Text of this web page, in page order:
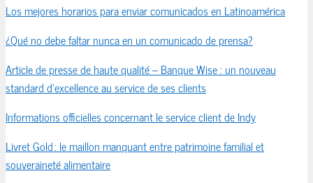
Los mejores horarios para enviar comunicados en Latinoamérica
¿Qué no debe faltar nunca en un comunicado de prensa?
Article de presse de haute qualité – Banque Wise : un nouveau
standard d’excellence au service de ses clients
Informations officielles concernant le service client de Indy
Livret Gold : le maillon manquant entre patrimoine familial et
souveraineté alimentaire